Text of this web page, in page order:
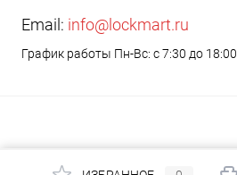
Email: info@lockmart.ru
График работы Пн-Вс: с 7:30 до 18:00